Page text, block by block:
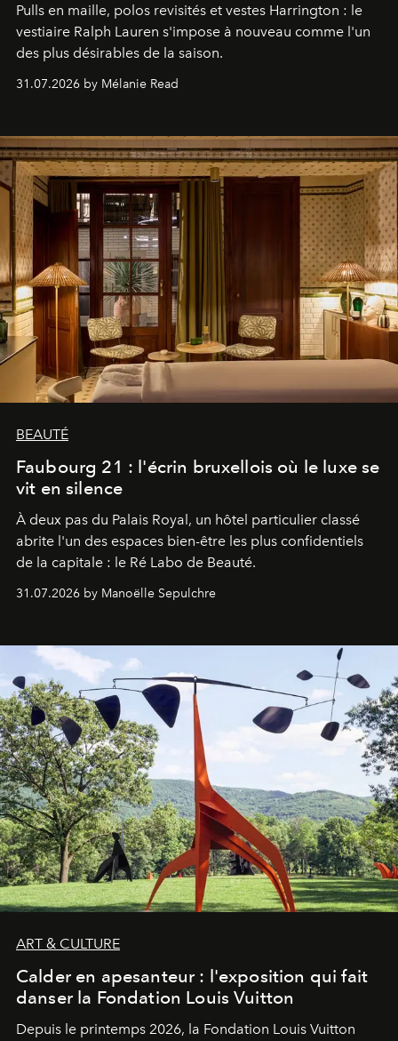
Pulls en maille, polos revisités et vestes Harrington : le
vestiaire Ralph Lauren s'impose à nouveau comme l'un
des plus désirables de la saison.
31.07.2026 by Mélanie Read
BEAUTÉ
Faubourg 21 : l'écrin bruxellois où le luxe se
vit en silence
À deux pas du Palais Royal, un hôtel particulier classé
abrite l'un des espaces bien-être les plus confidentiels
de la capitale : le Ré Labo de Beauté.
31.07.2026 by Manoëlle Sepulchre
ART & CULTURE
Calder en apesanteur : l'exposition qui fait
danser la Fondation Louis Vuitton
Depuis le printemps 2026, la Fondation Louis Vuitton